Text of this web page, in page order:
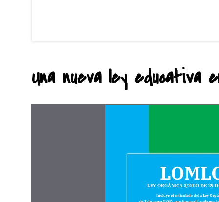
Una nueva ley educativa